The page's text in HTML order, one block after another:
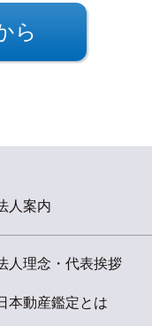
ら
人案内
人理念・代表挨拶
本動産鑑定とは